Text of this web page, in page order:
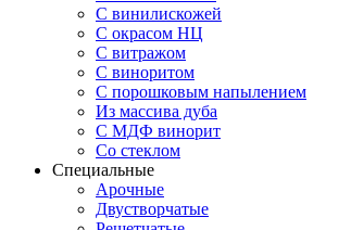
С винилискожей
С окрасом НЦ
С витражом
С виноритом
С порошковым напылением
Из массива дуба
С МДФ винорит
Со стеклом
Специальные
Арочные
Двустворчатые